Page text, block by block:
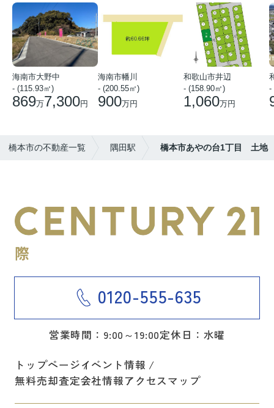
海南市大野中
- (115.93㎡)
869万7,300円
海南市幡川
- (200.55㎡)
900万円
和歌山市井辺
- (158.90㎡)
1,060万円
-
橋本市の不動産一覧 隅田駅 橋本市あやの台1丁目 土地
0120-555-635
営業時間：9:00～19:00定休日：水曜
トップページイベント情報
無料売却査定会社情報アクセスマップ